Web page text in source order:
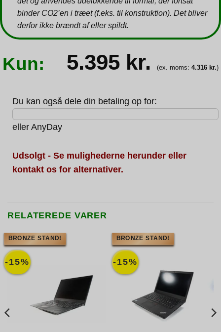
binder CO2’en i træet (f.eks. til konstruktion). Det bliver
derfor ikke brændt af eller spildt.
Kun: 5.395 kr. (ex. moms: 4.316 kr.)
Du kan også dele din betaling op for:
eller AnyDay
Udsolgt - Se mulighederne herunder eller
kontakt os for alternativer.
RELATEREDE VARER
-15%
BRONZE STAND!
-15%
BRONZE STAND!